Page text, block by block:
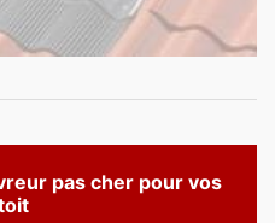
pas cher pour vos